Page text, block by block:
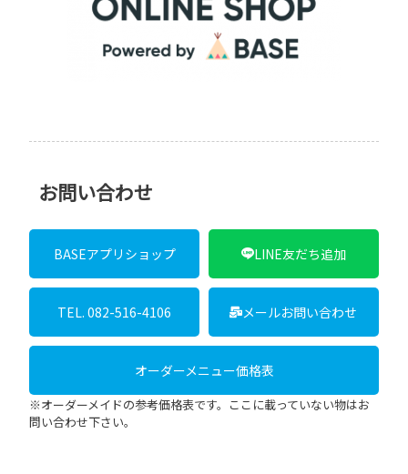
お問い合わせ
BASEアプリショップ LINE友だち追加
TEL. 082-516-4106 メールお問い合わせ
オーダーメニュー価格表
※オーダーメイドの参考価格表です。ここに載っていない物はお
問い合わせ下さい。